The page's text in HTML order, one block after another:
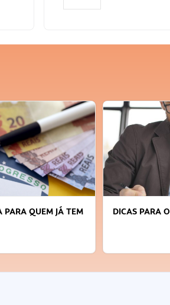
PARA QUEM JÁ TEM
DICAS PARA